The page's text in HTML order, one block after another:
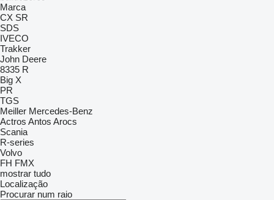
Marca
CX SR
SDS
IVECO
Trakker
John Deere
8335 R
Big X
PR
TGS
Meiller Mercedes-Benz
Actros Antos Arocs
Scania
R-series
Volvo
FH FMX
mostrar tudo
Localização
Procurar num raio